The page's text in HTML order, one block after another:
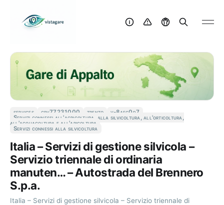
services cpv77231000 trento v-8aec0d7
Servizi connessi all'agricoltura, alla silvicoltura, all'orticoltura,
all'acquacoltura e all'apicoltura
Servizi connessi alla silvicoltura
Italia – Servizi di gestione silvicola –
Servizio triennale di ordinaria
manuten… – Autostrada del Brennero
S.p.a.
Italia – Servizi di gestione silvicola – Servizio triennale di